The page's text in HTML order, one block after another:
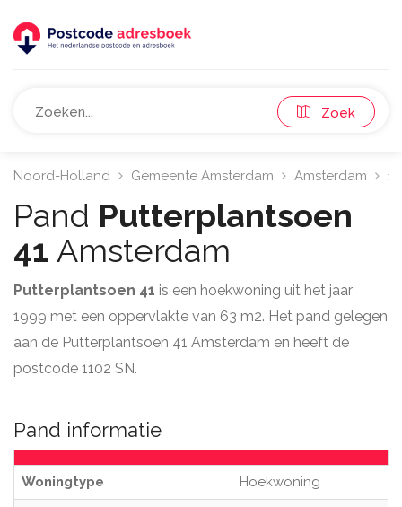
Zoek
Noord-Holland Gemeente Amsterdam Amsterdam
Pand Putterplantsoen
41 Amsterdam
Putterplantsoen 41 is een hoekwoning uit het jaar
1999 met een oppervlakte van 63 m2. Het pand gelegen
aan de Putterplantsoen 41 Amsterdam en heeft de
postcode 1102 SN.
Pand informatie
Woningtype Hoekwoning